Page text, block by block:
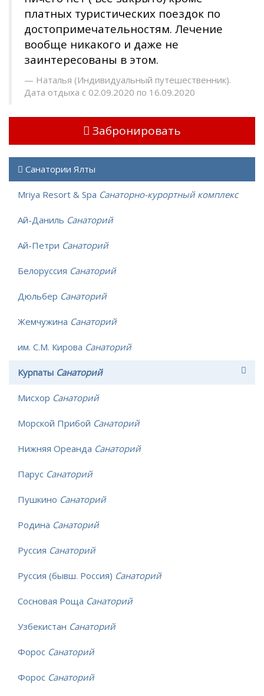
платных туристических поездок по
достопримечательностям. Лечение
вообще никакого и даже не
заинтересованы в этом.
Наталья (Индивидуальный путешественник).
Дата отдыха с 02.09.2020 по 16.09.2020
Забронировать
Санатории Ялты
Mriya Resort & Spa Санаторно-курортный комплекс
Ай-Даниль Санаторий
Ай-Петри Санаторий
Белоруссия Санаторий
Дюльбер Санаторий
Жемчужина Санаторий
им. С.М. Кирова Санаторий
Курпаты Санаторий
Мисхор Санаторий
Морской Прибой Санаторий
Нижняя Ореанда Санаторий
Парус Санаторий
Пушкино Санаторий
Родина Санаторий
Руссия Санаторий
Руссия (бывш. Россия) Санаторий
Сосновая Роща Санаторий
Узбекистан Санаторий
Форос Санаторий
Форос Санаторий